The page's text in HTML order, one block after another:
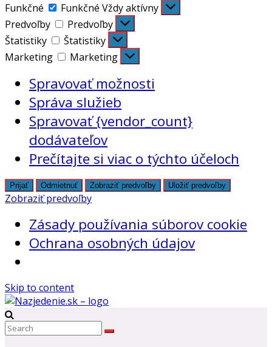
Funkčné
Funkčné Vždy aktívny
Predvoľby
Predvoľby
Štatistiky
Štatistiky
Marketing
Marketing
Spravovať možnosti
Správa služieb
Spravovať {vendor_count}
dodávateľov
Prečítajte si viac o týchto účeloch
Prijať Odmietnuť Zobraziť predvoľby Uložiť predvoľby
Zobraziť predvoľby
Zásady používania súborov cookie
Ochrana osobných údajov
Skip to content